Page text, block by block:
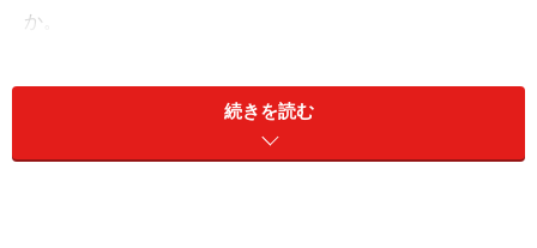
か。
この寒さに災いされたか、優勝記録が低調でしたし、完
走率も昨年比2.5％減と大きく低下して全体で94.5％、フ
ルが94.1％、フルの男子が94.9％、フルの女子は91.1％
続きを読む